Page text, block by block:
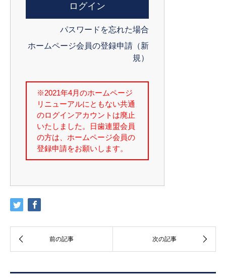
パスワードを忘れた場合
ホームページ会員の登録申請（新
規）